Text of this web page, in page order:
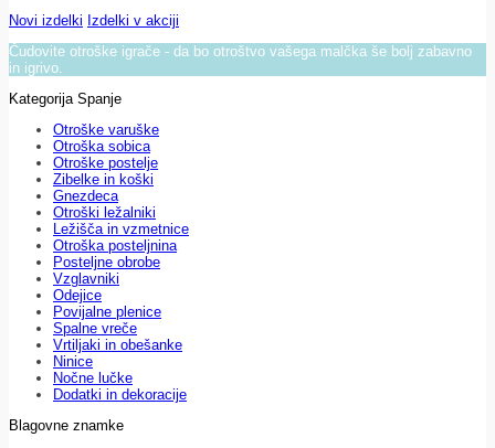
Novi izdelki Izdelki v akciji
Čudovite otroške igrače - da bo otroštvo vašega malčka še bolj zabavno
in igrivo.
Kategorija Spanje
Otroške varuške
Otroška sobica
Otroške postelje
Zibelke in koški
Gnezdeca
Otroški ležalniki
Ležišča in vzmetnice
Otroška posteljnina
Posteljne obrobe
Vzglavniki
Odejice
Povijalne plenice
Spalne vreče
Vrtiljaki in obešanke
Ninice
Nočne lučke
Dodatki in dekoracije
Blagovne znamke